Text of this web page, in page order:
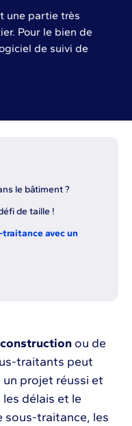
une partie très
Pour le bien de
de suivi de
le bâtiment ?
de taille !
avec un
construction ou de
traitants peut
projet réussi et
délais et le
sous-traitance, les